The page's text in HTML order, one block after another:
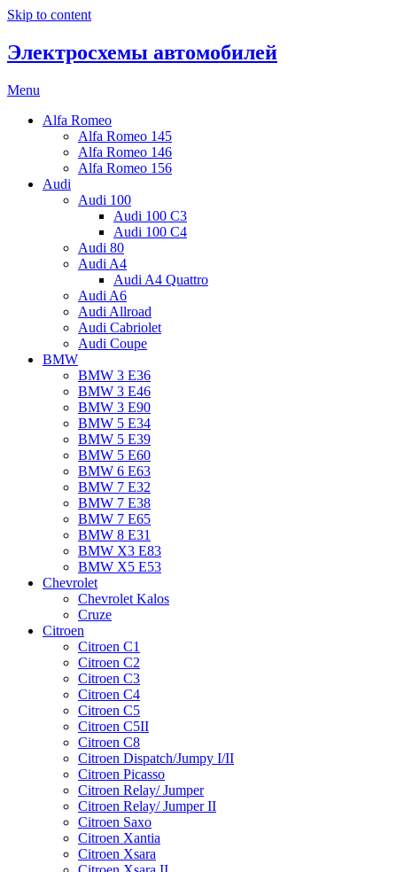
Skip to content
Электросхемы автомобилей
Menu
Alfa Romeo
Alfa Romeo 145
Alfa Romeo 146
Alfa Romeo 156
Audi
Audi 100
Audi 100 C3
Audi 100 C4
Audi 80
Audi A4
Audi A4 Quattro
Audi A6
Audi Allroad
Audi Cabriolet
Audi Coupe
BMW
BMW 3 E36
BMW 3 E46
BMW 3 E90
BMW 5 E34
BMW 5 E39
BMW 5 E60
BMW 6 Е63
BMW 7 Е32
BMW 7 Е38
BMW 7 Е65
BMW 8 Е31
BMW X3 E83
BMW X5 E53
Chevrolet
Chevrolet Kalos
Cruze
Citroen
Citroen C1
Citroen C2
Citroen C3
Citroen C4
Citroen C5
Citroen C5II
Citroen C8
Citroen Dispatch/Jumpy I/II
Citroen Picasso
Citroen Relay/ Jumper
Citroen Relay/ Jumper II
Citroen Saxo
Citroen Xantia
Citroen Xsara